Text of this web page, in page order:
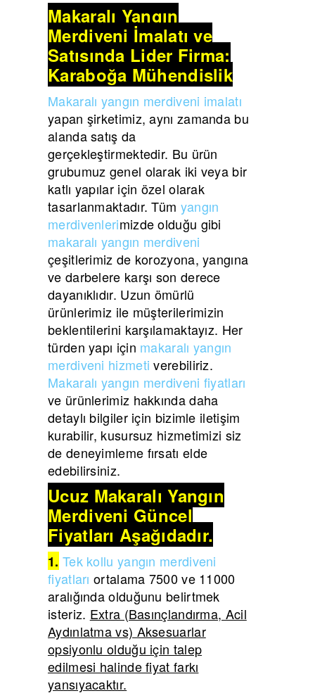
Makaralı Yangın
Merdiveni İmalatı ve
Satışında Lider Firma:
Karaboğa Mühendislik
Makaralı yangın merdiveni imalatı
yapan şirketimiz, aynı zamanda bu
alanda satış da
gerçekleştirmektedir. Bu ürün
grubumuz genel olarak iki veya bir
katlı yapılar için özel olarak
tasarlanmaktadır. Tüm yangın
merdivenlerimizde olduğu gibi
makaralı yangın merdiveni
çeşitlerimiz de korozyona, yangına
ve darbelere karşı son derece
dayanıklıdır. Uzun ömürlü
ürünlerimiz ile müşterilerimizin
beklentilerini karşılamaktayız. Her
türden yapı için makaralı yangın
merdiveni hizmeti verebiliriz.
Makaralı yangın merdiveni fiyatları
ve ürünlerimiz hakkında daha
detaylı bilgiler için bizimle iletişim
kurabilir, kusursuz hizmetimizi siz
de deneyimleme fırsatı elde
edebilirsiniz.
Ucuz Makaralı Yangın
Merdiveni Güncel
Fiyatları Aşağıdadır.
1. Tek kollu yangın merdiveni
fiyatları ortalama 7500 ve 11000
aralığında olduğunu belirtmek
isteriz. Extra (Basınçlandırma, Acil
Aydınlatma vs) Aksesuarlar
opsiyonlu olduğu için talep
edilmesi halinde fiyat farkı
yansıyacaktır.